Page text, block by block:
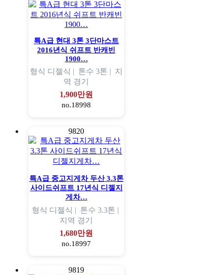
특A급 현대 3톤 3단마스트
2016년식 쉬프트 반캐빈
1900…
형식 디젤식 | 톤수 3톤 | 지
역 경기
1,900만원
no.18998
9820
특A급 중고지게차 두산 3.3톤
사이드쉬프트 17년식 디젤지
게차…
형식 디젤식 | 톤수 3.3톤 |
지역 경기
1,680만원
no.18997
9819